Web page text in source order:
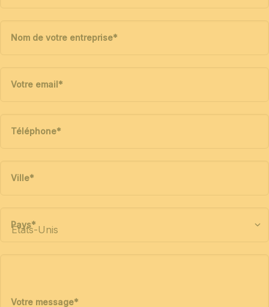
Nom de votre entreprise*
Votre email*
Téléphone*
Ville*
Pays*
Votre message*